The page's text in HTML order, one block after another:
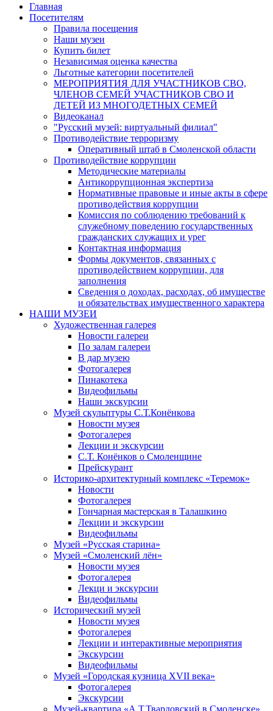
Главная
Посетителям
Правила посещения
Наши музеи
Купить билет
Независимая оценка качества
Льготные категории посетителей
МЕРОПРИЯТИЯ ДЛЯ УЧАСТНИКОВ СВО,
ЧЛЕНОВ СЕМЕЙ УЧАСТНИКОВ СВО И
ДЕТЕЙ ИЗ МНОГОДЕТНЫХ СЕМЕЙ
Видеоканал
"Русский музей: виртуальный филиал"
Противодействие терроризму
Оперативный штаб в Смоленской области
Противодействие коррупции
Методические материалы
Антикоррупционная экспертиза
Нормативные правовые и иные акты в сфере
противодействия коррупции
Комиссия по соблюдению требований к
служебному поведению государственных
гражданских служащих и урег
Контактная информация
Формы документов, связанных с
противодействием коррупции, для
заполнения
Сведения о доходах, расходах, об имуществе
и обязательствах имущественного характера
НАШИ МУЗЕИ
Художественная галерея
Новости галереи
По залам галереи
В дар музею
Фотогалерея
Пинакотека
Видеофильмы
Наши экскурсии
Музей скульптуры С.Т.Конёнкова
Новости музея
Фотогалерея
Лекции и экскурсии
С.Т. Конёнков о Смоленщине
Прейскурант
Историко-архитектурный комплекс «Теремок»
Новости
Фотогалерея
Гончарная мастерская в Талашкино
Лекции и экскурсии
Видеофильмы
Музей «Русская старина»
Музей «Смоленский лён»
Новости музея
Фотогалерея
Лекци и экскурсии
Видеофильмы
Исторический музей
Новости музея
Фотогалерея
Лекции и интерактивные мероприятия
Экскурсии
Видеофильмы
Музей «Городская кузница XVII века»
Фотогалерея
Экскурсии
Музей-квартира «А.Т.Твардовский в Смоленске»